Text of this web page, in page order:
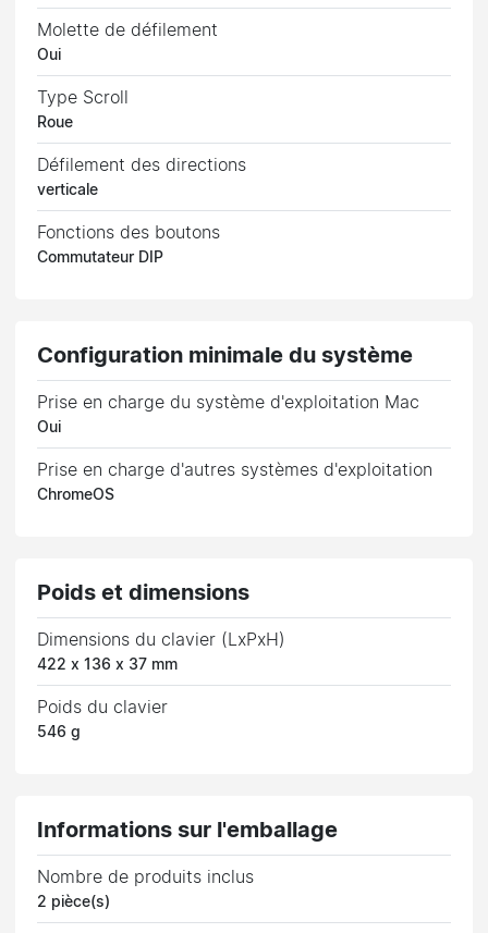
Molette de défilement
Oui
Type Scroll
Roue
Défilement des directions
verticale
Fonctions des boutons
Commutateur DIP
Configuration minimale du système
Prise en charge du système d'exploitation Mac
Oui
Prise en charge d'autres systèmes d'exploitation
ChromeOS
Poids et dimensions
Dimensions du clavier (LxPxH)
422 x 136 x 37 mm
Poids du clavier
546 g
Informations sur l'emballage
Nombre de produits inclus
2 pièce(s)